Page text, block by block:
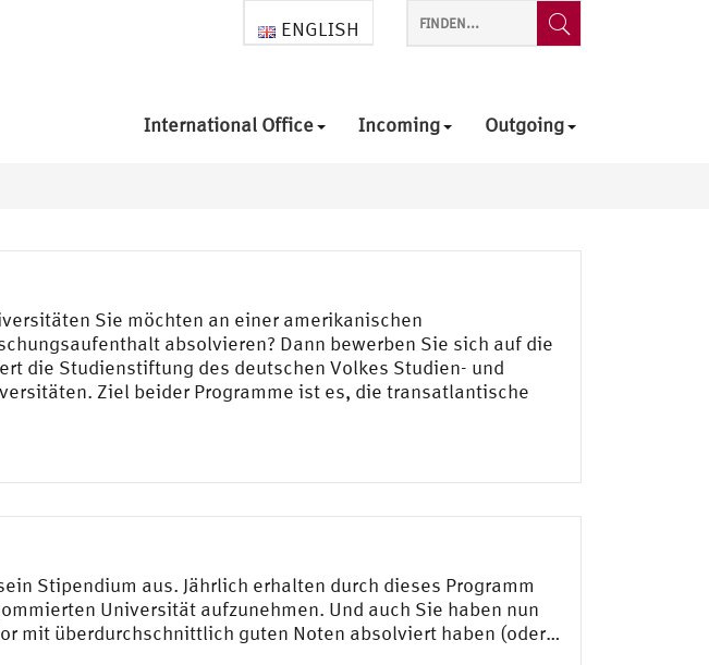
ENGLISH
International Office Incoming Outgoing
Sie möchten an einer amerikanischen
absolvieren? Dann bewerben Sie sich auf die
die Studienstiftung des deutschen Volkes Studien- und
Ziel beider Programme ist es, die transatlantische
Stipendium aus. Jährlich erhalten durch dieses Programm
Universität aufzunehmen. Und auch Sie haben nun
mit überdurchschnittlich guten Noten absolviert haben (oder…